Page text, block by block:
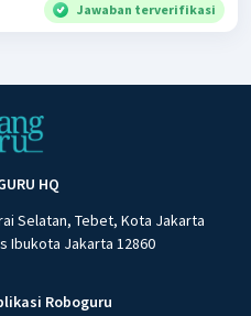
Jawaban terverifikasi
HQ
Selatan, Tebet, Kota Jakarta
Ibukota Jakarta 12860
Roboguru